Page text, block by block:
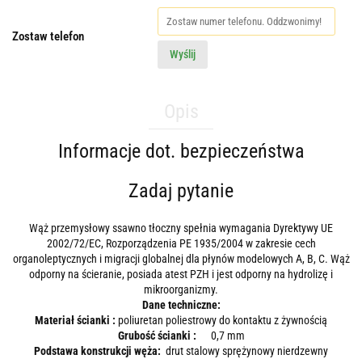
Zostaw telefon
Wyślij
Informacje dot. bezpieczeństwa
Zadaj pytanie
Wąż przemysłowy ssawno tłoczny spełnia wymagania Dyrektywy UE
2002/72/EC, Rozporządzenia PE 1935/2004 w zakresie cech
organoleptycznych i migracji globalnej dla płynów modelowych A, B, C. Wąż
odporny na ścieranie, posiada atest PZH i jest odporny na hydrolizę i
mikroorganizmy.
Dane techniczne:
Materiał ścianki : poliuretan poliestrowy do kontaktu z żywnością
Grubość ścianki :
0,7 mm
Podstawa konstrukcji węża: drut stalowy sprężynowy nierdzewny